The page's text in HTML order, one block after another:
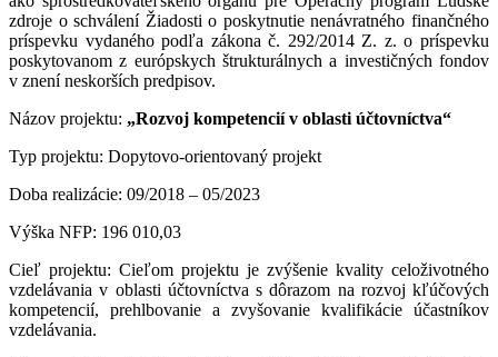
zdroje o schválení Žiadosti o poskytnutie nenávratného finančného
príspevku vydaného podľa zákona č. 292/2014 Z. z. o príspevku
poskytovanom z európskych štrukturálnych a investičných fondov
v znení neskorších predpisov.
Názov projektu: „Rozvoj kompetencií v oblasti účtovníctva“
Typ projektu: Dopytovo-orientovaný projekt
Doba realizácie: 09/2018 – 05/2023
Výška NFP: 196 010,03
Cieľ projektu: Cieľom projektu je zvýšenie kvality celoživotného
vzdelávania v oblasti účtovníctva s dôrazom na rozvoj kľúčových
kompetencií, prehlbovanie a zvyšovanie kvalifikácie účastníkov
vzdelávania.